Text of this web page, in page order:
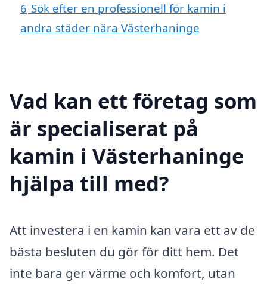
6 Sök efter en professionell för kamin i
andra städer nära Västerhaninge
Vad kan ett företag som
är specialiserat på
kamin i Västerhaninge
hjälpa till med?
Att investera i en kamin kan vara ett av de
bästa besluten du gör för ditt hem. Det
inte bara ger värme och komfort, utan